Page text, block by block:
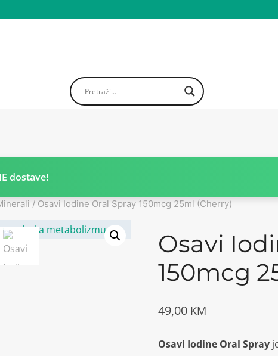
dostave!
/ Osavi Iodine Oral Spray 150mcg 25ml (Cherry)
Osavi
150mcg
49,00 KM
Osavi Iodine Oral Spray